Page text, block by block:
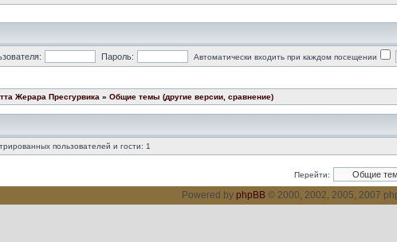
Пароль: Автоматически входить при каждом посещении
Жерара Пресгурвика » Общие темы (другие версии, сравнение)
пользователей и гости: 1
Перейти:
Powered by phpBB © 2000, 2002, 2005, 2007